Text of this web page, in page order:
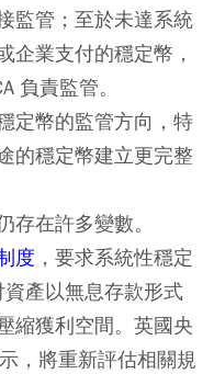
監管；至於未達系統
企業支付的穩定幣，
負責監管。
定幣的監管方向，特
的穩定幣建立更完整
在許多變數。
度 ，要求系統性穩定
產以無息存款形式
縮獲利空間。英國央
，將重新評估相關規